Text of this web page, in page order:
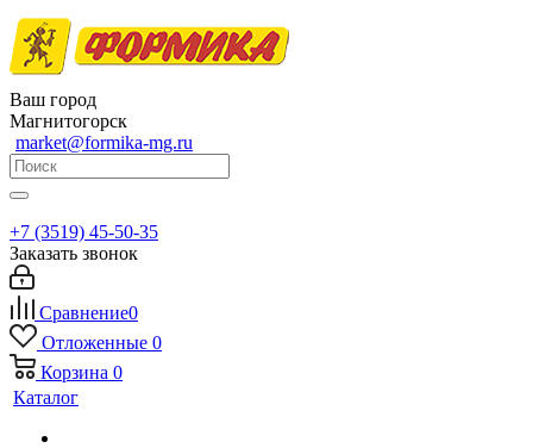
Ваш город
Магнитогорск
market@formika-mg.ru
+7 (3519) 45-50-35
Заказать звонок
Сравнение0
Отложенные 0
Корзина 0
Каталог